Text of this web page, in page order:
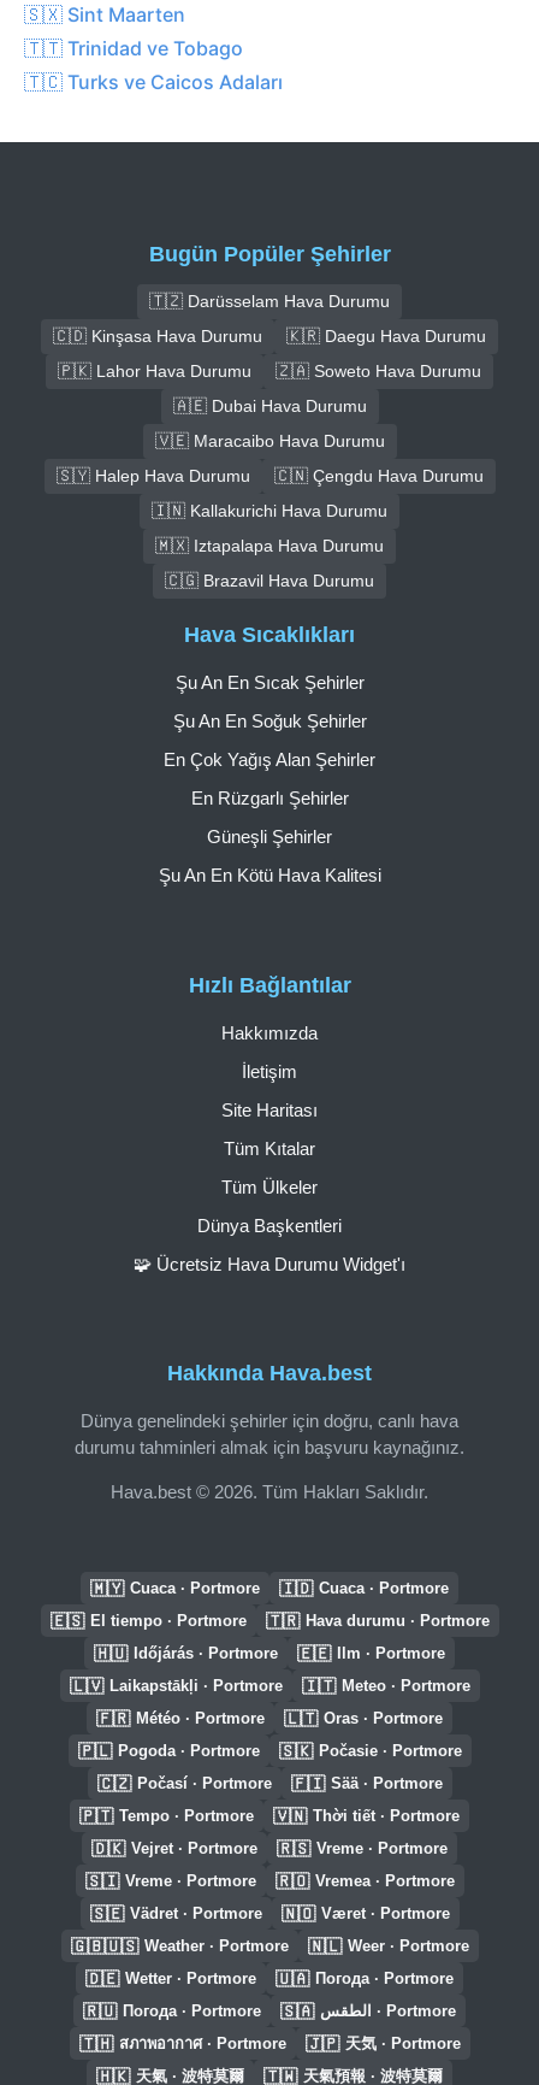
🇸🇽 Sint Maarten
🇹🇹 Trinidad ve Tobago
🇹🇨 Turks ve Caicos Adaları
Bugün Popüler Şehirler
🇹🇿 Darüsselam Hava Durumu
🇨🇩 Kinşasa Hava Durumu
🇰🇷 Daegu Hava Durumu
🇵🇰 Lahor Hava Durumu
🇿🇦 Soweto Hava Durumu
🇦🇪 Dubai Hava Durumu
🇻🇪 Maracaibo Hava Durumu
🇸🇾 Halep Hava Durumu
🇨🇳 Çengdu Hava Durumu
🇮🇳 Kallakurichi Hava Durumu
🇲🇽 Iztapalapa Hava Durumu
🇨🇬 Brazavil Hava Durumu
Hakkında Hava.best
Dünya genelindeki şehirler için doğru, canlı hava
durumu tahminleri almak için başvuru kaynağınız.
Hava.best © 2026. Tüm Hakları Saklıdır.
Hızlı Bağlantılar
Hakkımızda
İletişim
Site Haritası
Tüm Kıtalar
Tüm Ülkeler
Dünya Başkentleri
🧩 Ücretsiz Hava Durumu Widget'ı
Hava Sıcaklıkları
Şu An En Sıcak Şehirler
Şu An En Soğuk Şehirler
En Çok Yağış Alan Şehirler
En Rüzgarlı Şehirler
Güneşli Şehirler
Şu An En Kötü Hava Kalitesi
🇲🇾 Cuaca · Portmore 🇮🇩 Cuaca · Portmore
🇪🇸 El tiempo · Portmore 🇹🇷 Hava durumu · Portmore
🇭🇺 Időjárás · Portmore 🇪🇪 Ilm · Portmore
🇱🇻 Laikapstākļi · Portmore 🇮🇹 Meteo · Portmore
🇫🇷 Météo · Portmore 🇱🇹 Oras · Portmore
🇵🇱 Pogoda · Portmore 🇸🇰 Počasie · Portmore
🇨🇿 Počasí · Portmore 🇫🇮 Sää · Portmore
🇵🇹 Tempo · Portmore 🇻🇳 Thời tiết · Portmore
🇩🇰 Vejret · Portmore 🇷🇸 Vreme · Portmore
🇸🇮 Vreme · Portmore 🇷🇴 Vremea · Portmore
🇸🇪 Vädret · Portmore 🇳🇴 Været · Portmore
🇬🇧🇺🇸 Weather · Portmore 🇳🇱 Weer · Portmore
🇩🇪 Wetter · Portmore 🇺🇦 Погода · Portmore
🇷🇺 Погода · Portmore 🇸🇦 الطقس · Portmore
🇹🇭 สภาพอากาศ · Portmore 🇯🇵 天気 · Portmore
🇭🇰 天氣 · 波特莫爾 🇹🇼 天氣預報 · 波特莫爾